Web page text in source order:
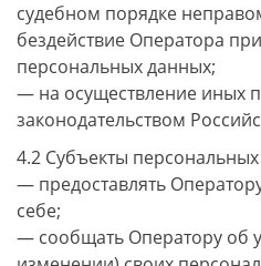
судебном порядке
бездействие Оператора
персональных данных;
— на осуществление иных
законодательством
4.2 Субъекты
— предоставлять
себе;
— сообщать Оператору об